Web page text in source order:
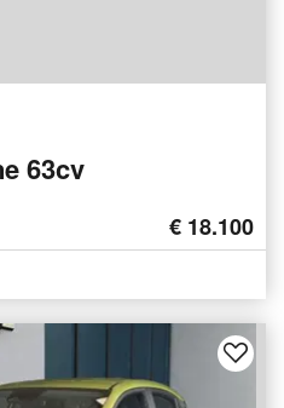
63cv
€ 18.100